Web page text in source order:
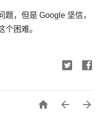
，但是 Google 坚信，
个困难。
  